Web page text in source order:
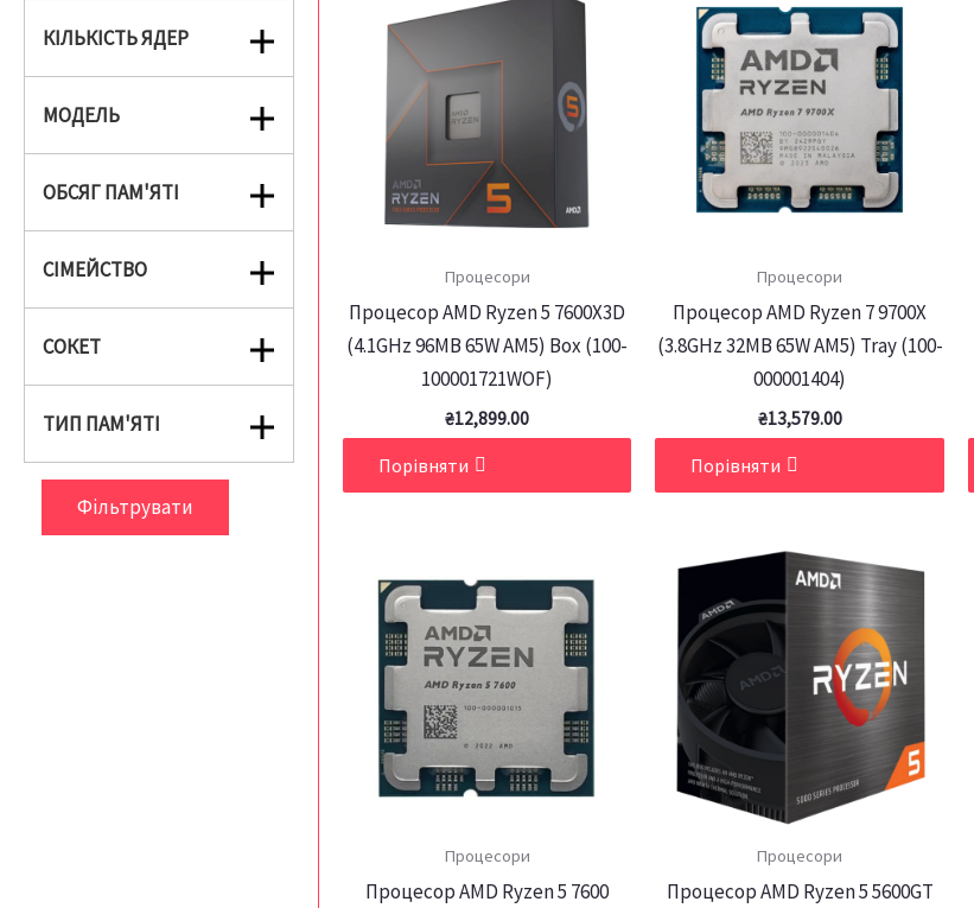
КІЛЬКІСТЬ ЯДЕР
МОДЕЛЬ
ОБСЯГ ПАМ'ЯТІ
СІМЕЙСТВО
СОКЕТ
ТИП ПАМ'ЯТІ
Фільтрувати
Процесори
Процесор AMD Ryzen 5 7600X3D
(4.1GHz 96MB 65W AM5) Box (100-
100001721WOF)
₴12,899.00
Порівняти
Процесори
Процесор AMD Ryzen 7 9700X
(3.8GHz 32MB 65W AM5) Tray (100-
000001404)
₴13,579.00
Порівняти
Процесори
Процесор AMD Ryzen 5 7600
Процесори
Процесор AMD Ryzen 5 5600GT